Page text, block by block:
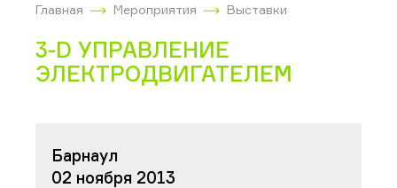
Главная Мероприятия Выставки
3-D УПРАВЛЕНИЕ
ЭЛЕКТРОДВИГАТЕЛЕМ
Барнаул
02 ноября 2013